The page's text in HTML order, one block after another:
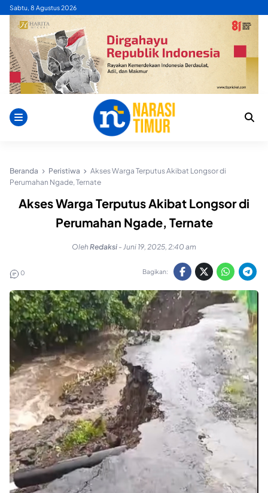
Skip
content
Sabtu, 8 Agustus 2026
Beranda Peristiwa
Akses Warga Terputus Akibat Longsor di
Perumahan Ngade, Ternate
Akses Warga Terputus Akibat Longsor di
Perumahan Ngade, Ternate
OlehRedaksi - Juni 19, 2025, 2:40 am
0 Bagikan: